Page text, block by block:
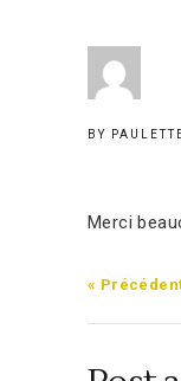
BY
Merci
«